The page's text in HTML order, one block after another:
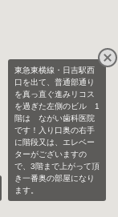
東急東横線・日吉駅西
口を出て、普通部通り
を真っ直ぐ進みリコス
を過ぎた左側のビル 1
階は ながい歯科医院
です！入り口奥の右手
に階段又は、エレベー
ターがございますの
で、3階まで上がって頂
き一番奥の部屋になり
ます。